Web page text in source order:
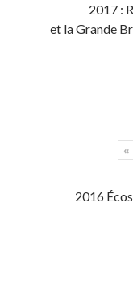
2017 :
et la Grande
«
2016